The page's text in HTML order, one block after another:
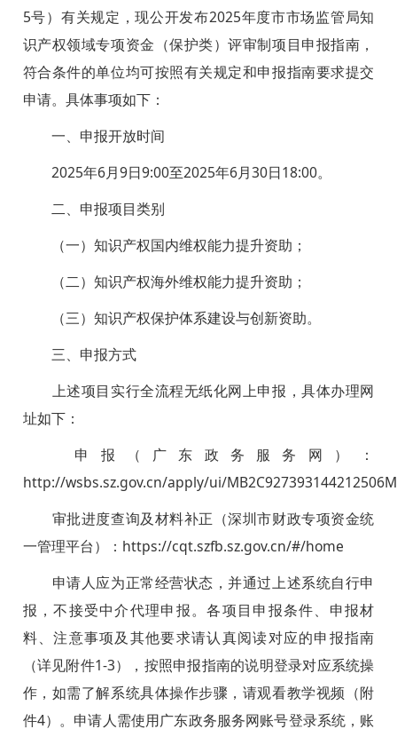
5号）有关规定，现公开发布2025年度市市场监管局知
识产权领域专项资金（保护类）评审制项目申报指南，
符合条件的单位均可按照有关规定和申报指南要求提交
申请。具体事项如下：
一、申报开放时间
2025年6月9日9:00至2025年6月30日18:00。
二、申报项目类别
（一）知识产权国内维权能力提升资助；
（二）知识产权海外维权能力提升资助；
（三）知识产权保护体系建设与创新资助。
三、申报方式
上述项目实行全流程无纸化网上申报，具体办理网
址如下：
申报（广东政务服务网）：
http://wsbs.sz.gov.cn/apply/ui/
审批进度查询及材料补正（深圳市财政专项资金统
一管理平台）：https://cqt.szfb.sz.gov.cn/#/home
申请人应为正常经营状态，并通过上述系统自行申
报，不接受中介代理申报。各项目申报条件、申报材
料、注意事项及其他要求请认真阅读对应的申报指南
（详见附件1-3），按照申报指南的说明登录对应系统操
作，如需了解系统具体操作步骤，请观看教学视频（附
件4）。申请人需使用广东政务服务网账号登录系统，账